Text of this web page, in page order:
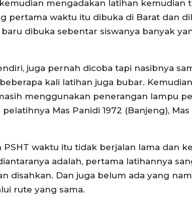
mengadakan latihan
pertama waktu itu dibuka di Barat dan
dibuka sebentar siswanya banyak
juga pernah dicoba tapi nasibnya
kali latihan juga bubar.
menggunakan penerangan lampu
Mas Panidi 1972 (Banjeng),
PSHT waktu itu tidak berjalan lama dan
adalah, pertama latihannya
disahkan. Dan juga belum ada yang
rute yang sama.